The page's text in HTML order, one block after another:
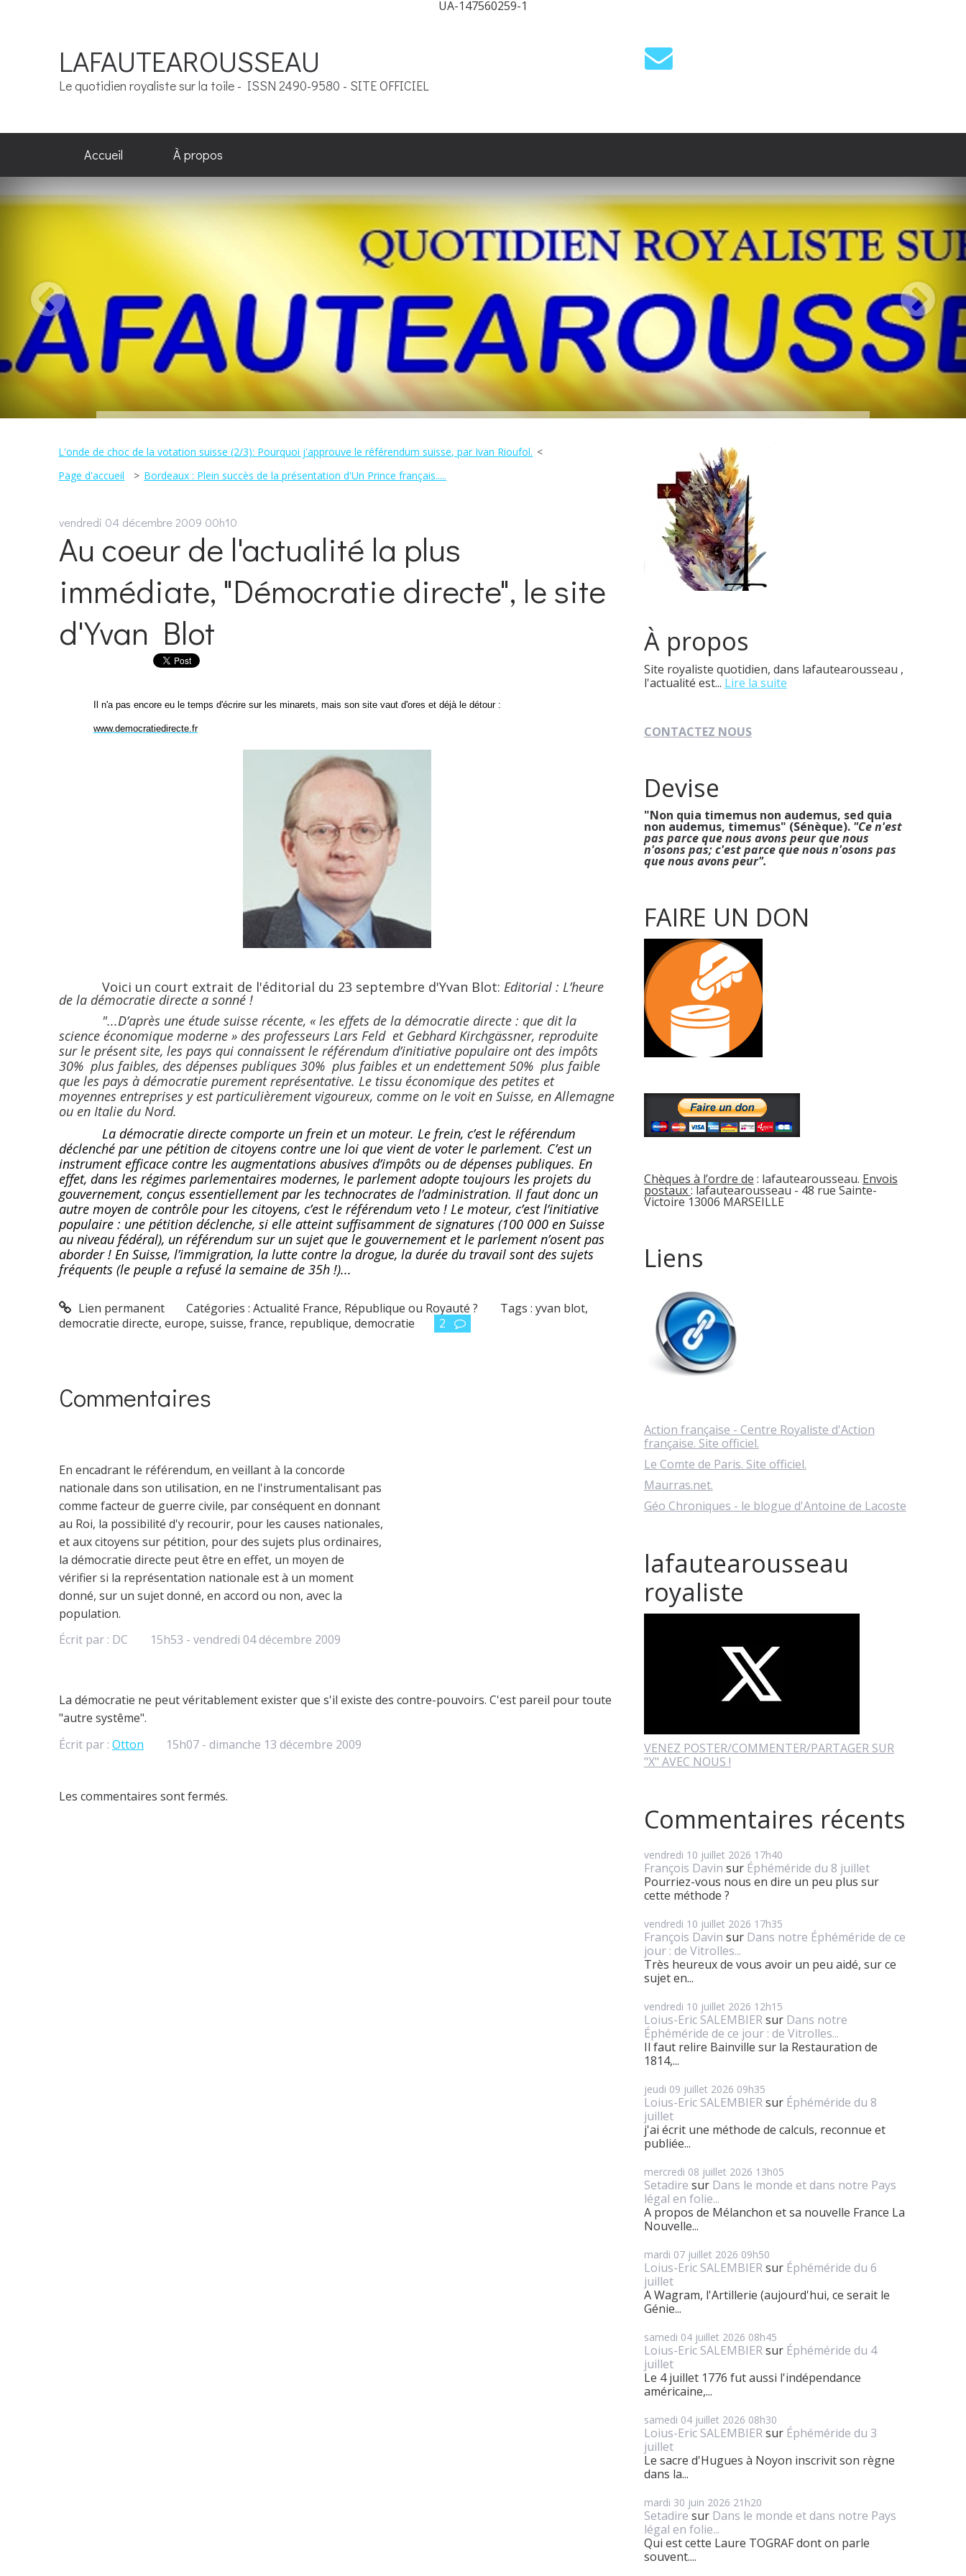
UA-147560259-1
LAFAUTEAROUSSEAU
Le quotidien royaliste sur la toile - ISSN 2490-9580 - SITE OFFICIEL
Accueil À propos
L'onde de choc de la votation suisse (2/3): Pourquoi j'approuve le référendum suisse, par Ivan Rioufol.
Page d'accueil
Bordeaux : Plein succès de la présentation d'Un Prince français.....
vendredi 04 décembre 2009 00h10
Au coeur de l'actualité la plus
immédiate, "Démocratie directe", le site
d'Yvan Blot
Il n'a pas encore eu le temps d'écrire sur les minarets, mais son site vaut d'ores et déjà le détour :
www.democratiedirecte.fr
Voici un court extrait de l'éditorial du 23 septembre d'Yvan Blot: Editorial : L’heure
de la démocratie directe a sonné !
"...D’après une étude suisse récente, « les effets de la démocratie directe : que dit la
science économique moderne » des professeurs Lars Feld et Gebhard Kirchgässner, reproduite
sur le présent site, les pays qui connaissent le référendum d’initiative populaire ont des impôts
30% plus faibles, des dépenses publiques 30% plus faibles et un endettement 50% plus faible
que les pays à démocratie purement représentative. Le tissu économique des petites et
moyennes entreprises y est particulièrement vigoureux, comme on le voit en Suisse, en Allemagne
ou en Italie du Nord.
La démocratie directe comporte un frein et un moteur. Le frein, c’est le référendum
déclenché par une pétition de citoyens contre une loi que vient de voter le parlement. C’est un
instrument efficace contre les augmentations abusives d’impôts ou de dépenses publiques. En
effet, dans les régimes parlementaires modernes, le parlement adopte toujours les projets du
gouvernement, conçus essentiellement par les technocrates de l’administration. Il faut donc un
autre moyen de contrôle pour les citoyens, c’est le référendum veto ! Le moteur, c’est l’initiative
populaire : une pétition déclenche, si elle atteint suffisamment de signatures (100 000 en Suisse
au niveau fédéral), un référendum sur un sujet que le gouvernement et le parlement n’osent pas
aborder ! En Suisse, l’immigration, la lutte contre la drogue, la durée du travail sont des sujets
fréquents (le peuple a refusé la semaine de 35h !)...
Lien permanent Catégories :Actualité France, République ou Royauté ? Tags :yvan blot,
democratie directe, europe, suisse, france, republique, democratie 2
Commentaires
En encadrant le référendum, en veillant à la concorde
nationale dans son utilisation, en ne l'instrumentalisant pas
comme facteur de guerre civile, par conséquent en donnant
au Roi, la possibilité d'y recourir, pour les causes nationales,
et aux citoyens sur pétition, pour des sujets plus ordinaires,
la démocratie directe peut être en effet, un moyen de
vérifier si la représentation nationale est à un moment
donné, sur un sujet donné, en accord ou non, avec la
population.
Écrit par : DC 15h53 - vendredi 04décembre 2009
La démocratie ne peut véritablement exister que s'il existe des contre-pouvoirs. C'est pareil pour toute
"autre systême".
Écrit par : Otton 15h07- dimanche 13 décembre 2009
Les commentaires sont fermés.
À propos
Site royaliste quotidien, dans lafautearousseau ,
l'actualité est... Lire la suite
CONTACTEZ NOUS
Devise
"Non quia timemus non audemus, sed quia
non audemus, timemus" (Sénèque). "Ce n'est
pas parce que nous avons peur que nous
n'osons pas; c'est parce que nous n'osons pas
que nous avons peur".
FAIRE UN DON
Chèques à l’ordre de : lafautearousseau. Envois
postaux: lafautearousseau - 48 rue Sainte-
Victoire 13006 MARSEILLE
Liens
Action française - Centre Royaliste d'Action
française. Site officiel.
Le Comte de Paris. Site officiel.
Maurras.net.
Géo Chroniques - le blogue d'Antoine de Lacoste
lafautearousseau
royaliste
VENEZ POSTER/COMMENTER/PARTAGER SUR
"X" AVEC NOUS !
Commentaires récents
vendredi 10 juillet 2026 17h40
François Davin sur Éphéméride du 8 juillet
Pourriez-vous nous en dire un peu plus sur
cette méthode ?
vendredi 10 juillet 2026 17h35
François Davin sur Dans notre Éphéméride de ce
jour : de Vitrolles...
Très heureux de vous avoir un peu aidé, sur ce
sujet en...
vendredi 10 juillet 2026 12h15
Loius-Eric SALEMBIERsur Dans notre
Éphéméride de ce jour : de Vitrolles...
Il faut relire Bainville sur la Restauration de
1814,...
jeudi 09 juillet 2026 09h35
Loius-Eric SALEMBIERsur Éphéméride du 8
juillet
j'ai écrit une méthode de calculs, reconnue et
publiée...
mercredi 08 juillet 2026 13h05
Setadire sur Dans le monde et dans notre Pays
légal en folie...
A propos de Mélanchon et sa nouvelle France La
Nouvelle...
mardi 07 juillet 2026 09h50
Loius-Eric SALEMBIERsur Éphéméride du 6
juillet
A Wagram, l'Artillerie (aujourd'hui, ce serait le
Génie...
samedi 04 juillet 2026 08h45
Loius-Eric SALEMBIERsur Éphéméride du 4
juillet
Le 4 juillet 1776 fut aussi l'indépendance
américaine,...
samedi 04 juillet 2026 08h30
Loius-Eric SALEMBIERsur Éphéméride du 3
juillet
Le sacre d'Hugues à Noyon inscrivit son règne
dans la...
mardi 30 juin 2026 21h20
Setadire sur Dans le monde et dans notre Pays
légal en folie...
Qui est cette Laure TOGRAF dont on parle
souvent....